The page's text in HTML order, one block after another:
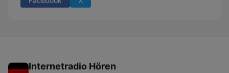
Internetradio Hören